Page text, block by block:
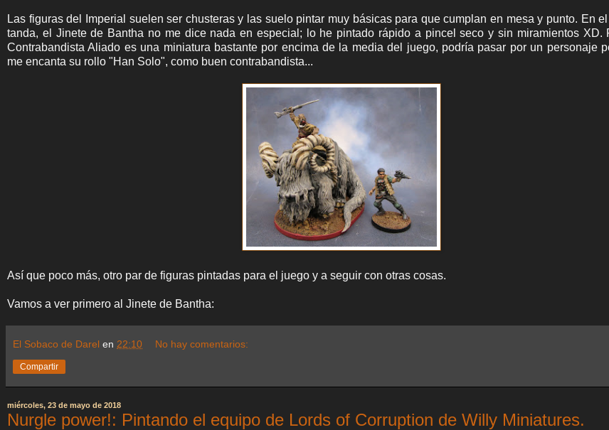
Las figuras del Imperial suelen ser chusteras y las suelo pintar muy básicas para que cumplan en mesa y punto. En
tanda, el Jinete de Bantha no me dice nada en especial; lo he pintado rápido a pincel seco y sin miramientos XD.
Contrabandista Aliado es una miniatura bastante por encima de la media del juego, podría pasar por un personaje
me encanta su rollo "Han Solo", como buen contrabandista...
Así que poco más, otro par de figuras pintadas para el juego y a seguir con otras cosas.
Vamos a ver primero al Jinete de Bantha:
El Sobaco de Darel en 22:10 No hay comentarios:
Compartir
miércoles, 23 de mayo de 2018
Nurgle power!: Pintando el equipo de Lords of Corruption de Willy Miniatures.